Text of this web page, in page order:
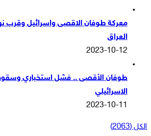
معركة طوفان الاقصى واسرائيل وقرب
العراق
2023-10-12
طوفان الأقصى .. فشل استخباري
الاسرائيلي
2023-10-11
الكل (2063)